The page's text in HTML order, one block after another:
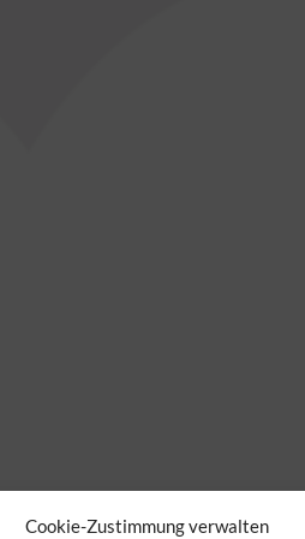
Cookie-Zustimmung verwalten